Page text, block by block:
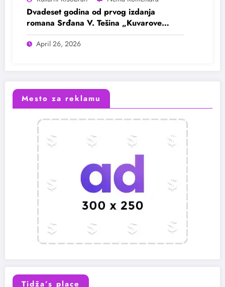
Dvadeset godina od prvog izdanja
romana Srđana V. Tešina „Kuvarove
kletve i druge gadosti“
April 26, 2026
Mesto za reklamu
Tidža’s place